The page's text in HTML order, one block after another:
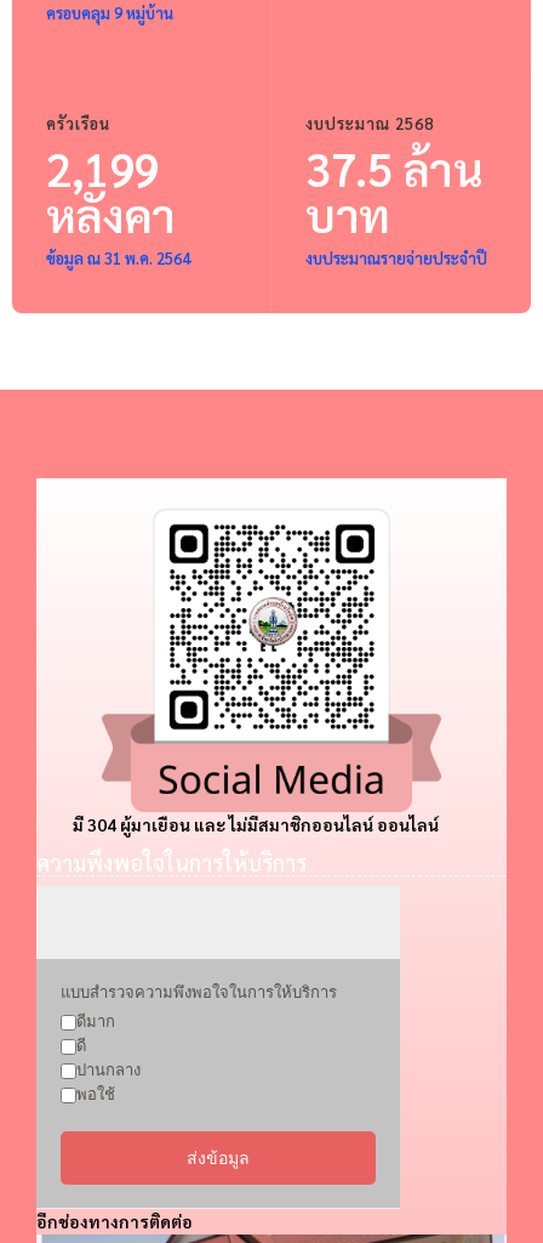
ครอบคลุม 9 หมู่บ้าน
ครัวเรือน
2,199
หลังคา
ข้อมูล ณ 31 พ.ค. 2564
งบประมาณ 2568
37.5 ล้าน
บาท
งบประมาณรายจ่ายประจำปี
มี 304 ผู้มาเยือน และ ไม่มีสมาชิกออนไลน์ ออนไลน์
ความพึงพอใจในการให้บริการ
แบบสำรวจความพึงพอใจในการให้บริการ
ดีมาก
ดี
ปานกลาง
พอใช้
ส่งข้อมูล
อีกช่องทางการติดต่อ